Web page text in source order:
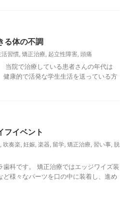
る体の不調
活習慣, 矯正治療, 起立性障害, 頭痛
当院で治療している患者さんの年代は
康的で活発な学生生活を送っている方
フイベント
, 吹奏楽, 妊娠, 楽器, 留学, 矯正治療, 習い事, 脱
科です。 矯正治療ではエッジワイズ装
様々なパーツを口の中に装着し、進め